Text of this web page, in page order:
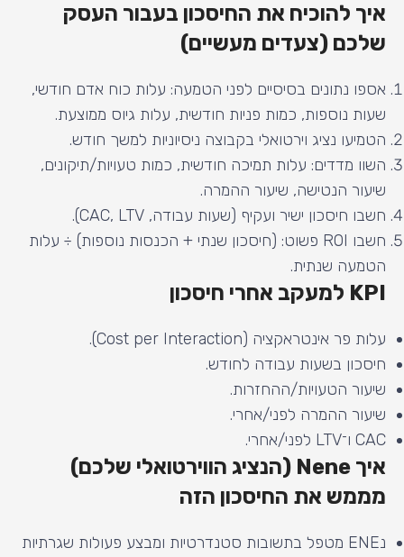
איך להוכיח את החיסכון בעבור העסק
שלכם (צעדים מעשיים)
אספו נתונים בסיסיים לפני הטמעה: עלות כוח אדם חודשי,
שעות נוספות, כמות פניות חודשית, עלות גיוס ממוצעת.
הטמיעו נציג וירטואלי בקבוצה ניסיוניות למשך חודש.
השוו מדדים: עלות תמיכה חודשית, כמות טעויות/תיקונים,
שיעור הנטישה, שיעור ההמרה.
חשבו חיסכון ישיר ועקיף (שעות עבודה, CAC, LTV).
חשבו ROI פשוט: (חיסכון שנתי + הכנסות נוספות) ÷ עלות
הטמעה שנתית.
KPI למעקב אחרי חיסכון
עלות פר אינטראקציה (Cost per Interaction).
חיסכון בשעות עבודה לחודש.
שיעור הטעויות/ההחזרות.
שיעור ההמרה לפני/אחרי.
CAC ו־LTV לפני/אחרי.
איך Nene (הנציג הווירטואלי שלכם)
מממש את החיסכון הזה
נENE מטפל בתשובות סטנדרטיות ומבצע פעולות שגרתיות